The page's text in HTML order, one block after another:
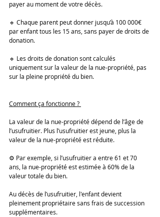
payer au moment de votre décès.
🔹 Chaque parent peut donner jusqu’à 100 000€
par enfant tous les 15 ans, sans payer de droits de
donation.
🔹 Les droits de donation sont calculés
uniquement sur la valeur de la nue-propriété, pas
sur la pleine propriété du bien.
Comment ça fonctionne ?
La valeur de la nue-propriété dépend de l’âge de
l’usufruitier. Plus l’usufruitier est jeune, plus la
valeur de la nue-propriété est réduite.
⚙ Par exemple, si l’usufruitier a entre 61 et 70
ans, la nue-propriété est estimée à 60% de la
valeur totale du bien.
Au décès de l’usufruitier, l'enfant devient
pleinement propriétaire sans frais de succession
supplémentaires.